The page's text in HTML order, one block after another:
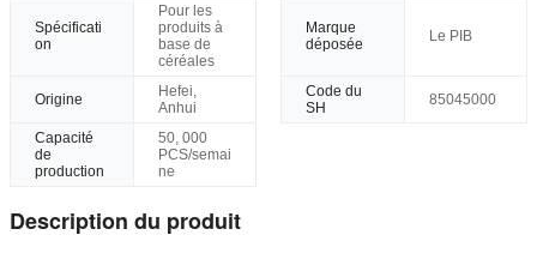
Spécificati
on
Pour les
produits à
base de
céréales
Marque
déposée
Le PIB
Origine
Hefei,
Anhui
Code du
SH
85045000
Capacité
de
production
50, 000
PCS/semai
ne
Description du produit